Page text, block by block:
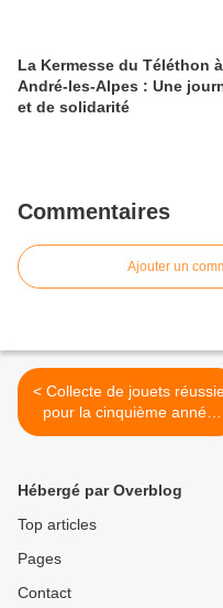
La Kermesse du Téléthon
André-les-Alpes : Une
et de solidarité
Commentaires
Ajouter un
< Collecte de jouets réussie
pour la cinquième année
consécutive par la CCAPV
Hébergé par Overblog
Top articles
Pages
Contact